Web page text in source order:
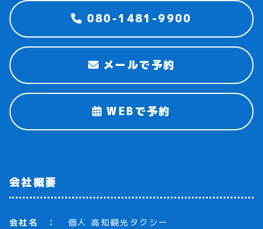
080-1481-9900
メールで予約
WEBで予約
会社概要
会社名
個人 高知観光タクシー